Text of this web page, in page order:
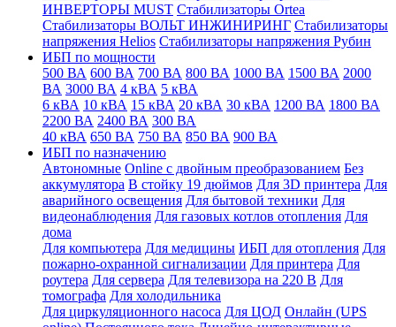
ИНВЕРТОРЫ MUST Стабилизаторы Ortea
Стабилизаторы ВОЛЬТ ИНЖИНИРИНГ Стабилизаторы
напряжения Helios Стабилизаторы напряжения Рубин
ИБП по мощности
500 ВА 600 ВА 700 ВА 800 ВА 1000 ВА 1500 ВА 2000
ВА 3000 ВА 4 кВА 5 кВА
6 кВА 10 кВА 15 кВА 20 кВА 30 кВА 1200 ВА 1800 ВА
2200 ВА 2400 ВА 300 ВА
40 кВА 650 ВА 750 ВА 850 ВА 900 ВА
ИБП по назначению
Автономные Online с двойным преобразованием Без
аккумулятора В стойку 19 дюймов Для 3D принтера Для
аварийного освещения Для бытовой техники Для
видеонаблюдения Для газовых котлов отопления Для
дома
Для компьютера Для медицины ИБП для отопления Для
пожарно-охранной сигнализации Для принтера Для
роутера Для сервера Для телевизора на 220 В Для
томографа Для холодильника
Для циркуляционного насоса Для ЦОД Онлайн (UPS